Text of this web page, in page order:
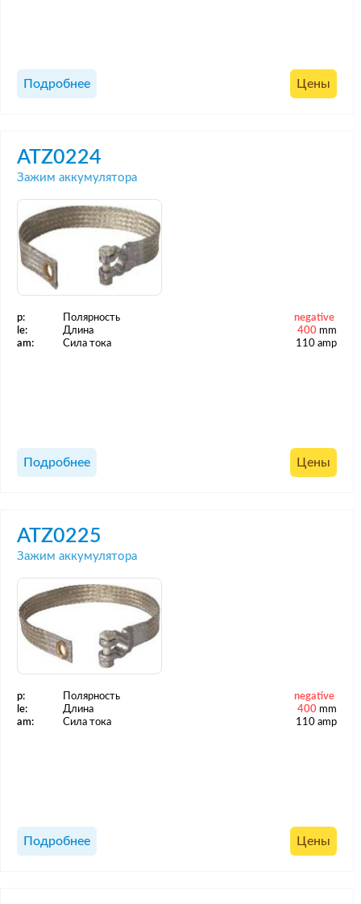
Подробнее Цены
ATZ0224
Зажим аккумулятора
p: Полярность
negative
le:
Длина 400 mm
am:
Сила тока 110 amp
Подробнее Цены
ATZ0225
Зажим аккумулятора
p: Полярность
negative
le:
Длина 400 mm
am:
Сила тока 110 amp
Подробнее Цены